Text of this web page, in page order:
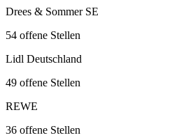
Drees & Sommer SE
54 offene Stellen
Lidl Deutschland
49 offene Stellen
REWE
36 offene Stellen